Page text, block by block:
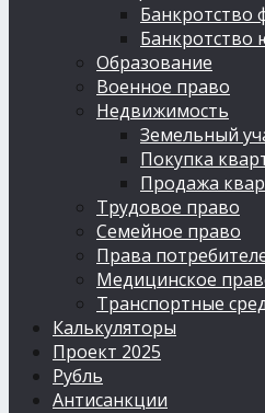
Банкротство
Банкротство
Образование
Военное право
Недвижимость
Земельный
Покупка
Продажа
Трудовое право
Семейное право
Права
Медицинское
Транспортные
Калькуляторы
Проект 2025
Рубль
Антисанкции